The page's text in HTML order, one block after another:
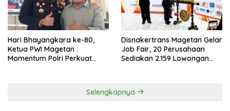
Hari Bhayangkara ke-80,
Ketua PWI Magetan :
Momentum Polri Perkuat
Disnakertrans Magetan Gelar
Job Fair, 20 Perusahaan
Sediakan 2.159 Lowongan
Selengkapnya